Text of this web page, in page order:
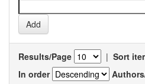
Results/Page | Sort
In order